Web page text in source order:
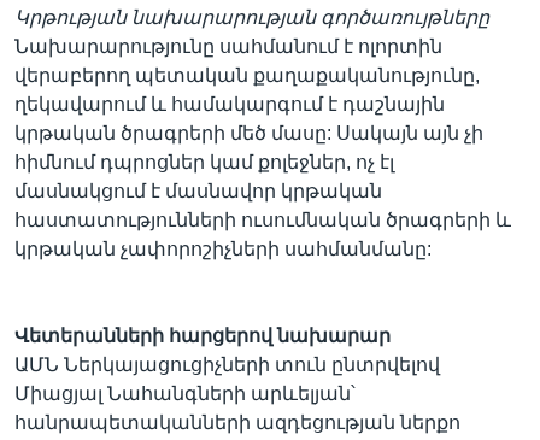
Կրթության նախարարության գործառույթները
Նախարարությունը սահմանում է ոլորտին
վերաբերող պետական քաղաքականությունը,
ղեկավարում և համակարգում է դաշնային
կրթական ծրագրերի մեծ մասը: Սակայն այն չի
հիմնում դպրոցներ կամ քոլեջներ, ոչ էլ
մասնակցում է մասնավոր կրթական
հաստատությունների ուսումնական ծրագրերի և
կրթական չափորոշիչների սահմանմանը:
Վետերանների հարցերով նախարար
ԱՄՆ Ներկայացուցիչների տուն ընտրվելով
Միացյալ Նահանգների արևելյան՝
հանրապետականների ազդեցության ներքո